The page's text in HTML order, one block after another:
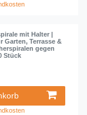
mit Halter |
Garten, Terrasse &
gegen
Stück